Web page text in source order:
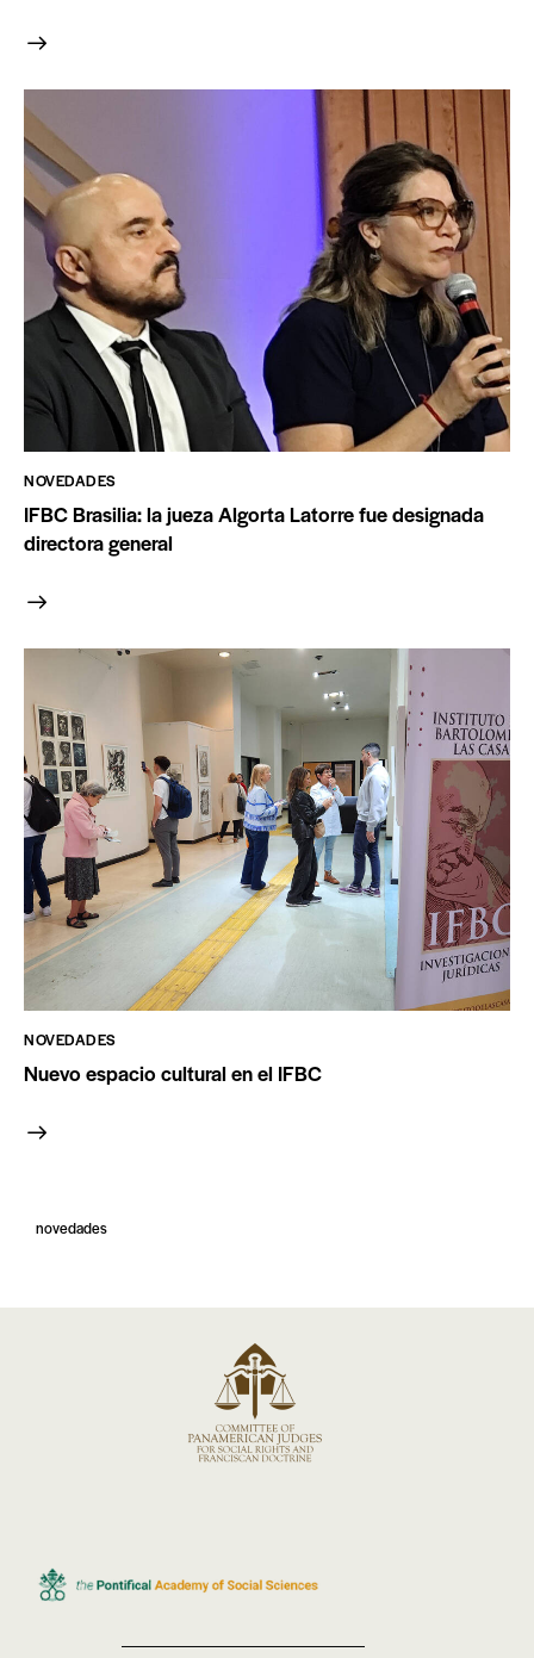
NOVEDADES
IFBC Brasilia: la jueza Algorta Latorre fue designada
directora general
NOVEDADES
Nuevo espacio cultural en el IFBC
novedades